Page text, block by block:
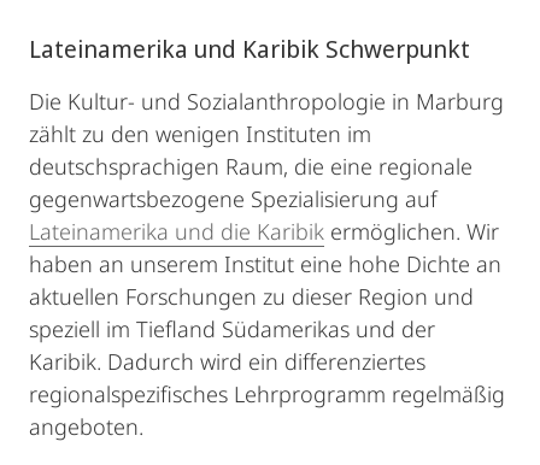
Lateinamerika und Karibik Schwerpunkt
Die Kultur- und Sozialanthropologie in Marburg
zählt zu den wenigen Instituten im
deutschsprachigen Raum, die eine regionale
gegenwartsbezogene Spezialisierung auf
Lateinamerika und die Karibik ermöglichen. Wir
haben an unserem Institut eine hohe Dichte an
aktuellen Forschungen zu dieser Region und
speziell im Tiefland Südamerikas und der
Karibik. Dadurch wird ein differenziertes
regionalspezifisches Lehrprogramm regelmäßig
angeboten.